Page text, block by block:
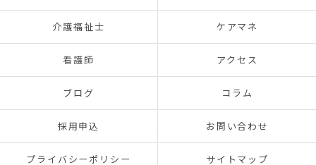
介護福祉士 ケアマネ
看護師 アクセス
ブログ コラム
採用申込 お問い合わせ
プライバシーポリシー サイトマップ